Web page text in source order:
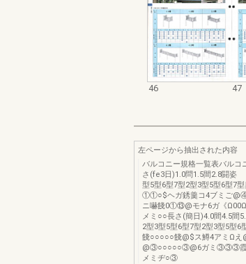
46 47
左ページから抽出された内容
バルコニー規格一覧表バルコ
さ(fe3日)1.0問1.5間2.8闘
型5型6型7型2型3型5型6型7
①①○$ヘガ銹羹コ4ブミご
ニ嚇餞0①⑬@モナ6ガ《
メミ○○長さ(簡日)4.0間4.5
2型3型5型6型7型2型3型5型
餞○○○○○餞@$ス鱒4アミΩ
@③○○○○○③@6ガミ③③③
メミヂ○③